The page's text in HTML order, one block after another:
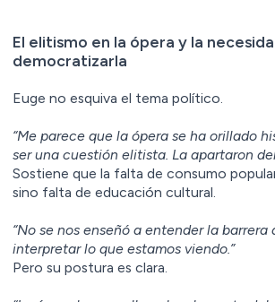
El elitismo en la ópera y la
democratizarla
Euge no esquiva el tema político.
“Me parece que la ópera se ha orillado
ser una cuestión elitista. La apartaron
Sostiene que la falta de consumo
sino falta de educación cultural.
“No se nos enseñó a entender la barrera
interpretar lo que estamos viendo.”
Pero su postura es clara.